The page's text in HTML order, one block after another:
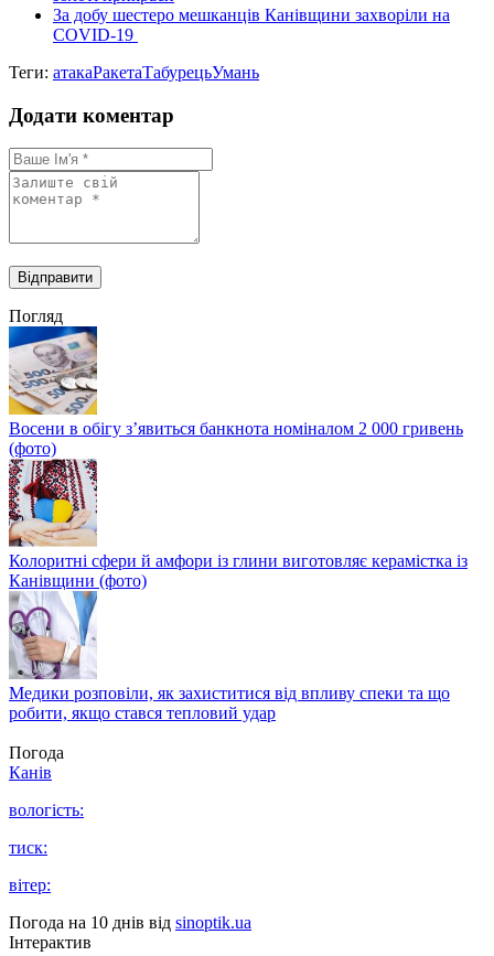
За добу шестеро мешканців Канівщини захворіли на
COVID-19
Теги: атакаРакетаТабурецьУмань
Додати коментар
Погляд
Восени в обігу з’явиться банкнота номіналом 2 000 гривень
(фото)
Колоритні сфери й амфори із глини виготовляє керамістка із
Канівщини (фото)
Медики розповіли, як захиститися від впливу спеки та що
робити, якщо стався тепловий удар
Погода
Канів
вологість:
тиск:
вітер:
Погода на 10 днів від sinoptik.ua
Інтерактив